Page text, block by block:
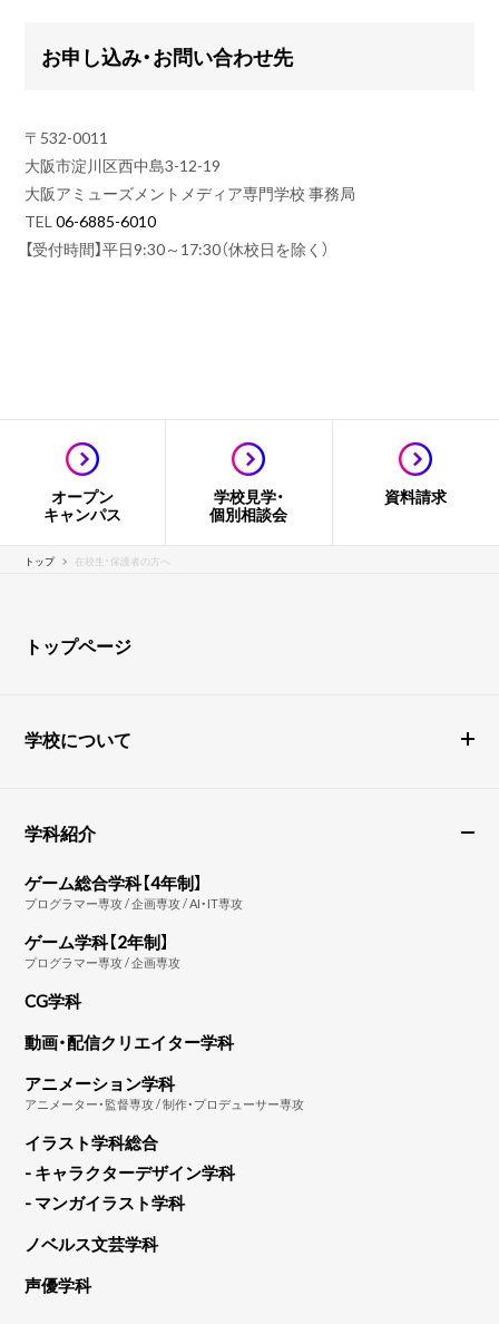
お申し込み・お問い合わせ先
〒532-0011
大阪市淀川区西中島3-12-19
大阪アミューズメントメディア専門学校 事務局
TEL06-6885-6010
【受付時間】平日9:30～17:30（休校日を除く）
オープン
キャンパス
学校見学・
個別相談会
資料請求
トップ 在校生・保護者の方へ
トップページ
学校について
学科紹介
ゲーム総合学科【4年制】
プログラマー専攻 / 企画専攻 / AI・IT専攻
ゲーム学科【2年制】
プログラマー専攻 / 企画専攻
CG学科
動画・配信クリエイター学科
アニメーション学科
アニメーター・監督専攻 / 制作・プロデューサー専攻
イラスト学科総合
- キャラクターデザイン学科
- マンガイラスト学科
ノベルス文芸学科
声優学科